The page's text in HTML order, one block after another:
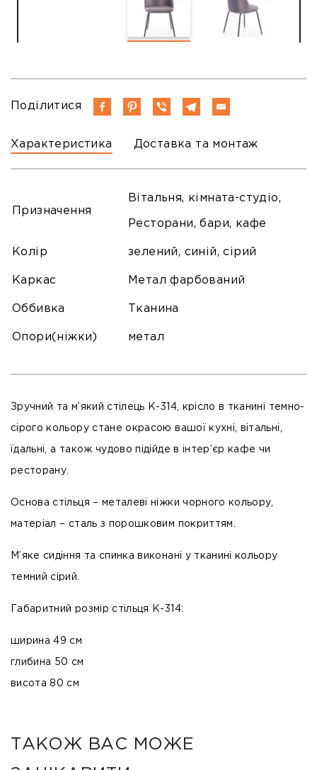
Характеристика Доставка та монтаж
Поділитися
Призначення
Вітальня, кімната-студіо,
Ресторани, бари, кафе
Колір зелений, синій, сірий
Каркас Метал фарбований
Оббивка Тканина
Опори(ніжки) метал
Зручний та м’який стілець К-314, крісло в тканині темно-
сірого кольору стане окрасою вашої кухні, вітальні,
їдальні, а також чудово підійде в інтер’єр кафе чи
ресторану.
Основа стільця – металеві ніжки чорного кольору,
матеріал – сталь з порошковим покриттям.
М’яке сидіння та спинка виконані у тканині кольору
темний сірий.
Габаритний розмір стільця К-314:
ширина 49 см
глибина 50 см
висота 80 см
ТАКОЖ ВАС МОЖЕ